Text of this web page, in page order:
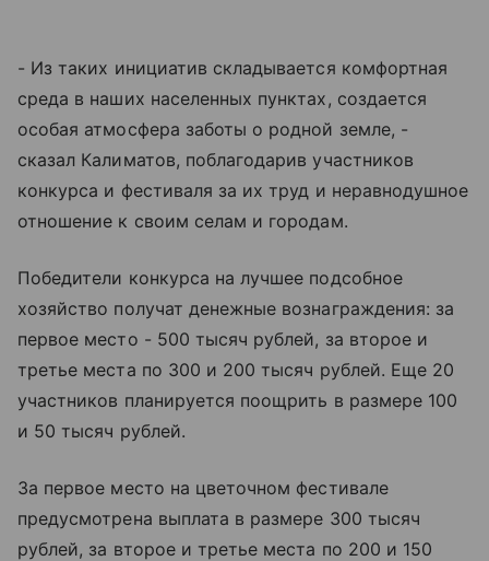
- Из таких инициатив складывается комфортная
среда в наших населенных пунктах, создается
особая атмосфера заботы о родной земле, -
сказал Калиматов, поблагодарив участников
конкурса и фестиваля за их труд и неравнодушное
отношение к своим селам и городам.
Победители конкурса на лучшее подсобное
хозяйство получат денежные вознаграждения: за
первое место - 500 тысяч рублей, за второе и
третье места по 300 и 200 тысяч рублей. Еще 20
участников планируется поощрить в размере 100
и 50 тысяч рублей.
За первое место на цветочном фестивале
предусмотрена выплата в размере 300 тысяч
рублей, за второе и третье места по 200 и 150